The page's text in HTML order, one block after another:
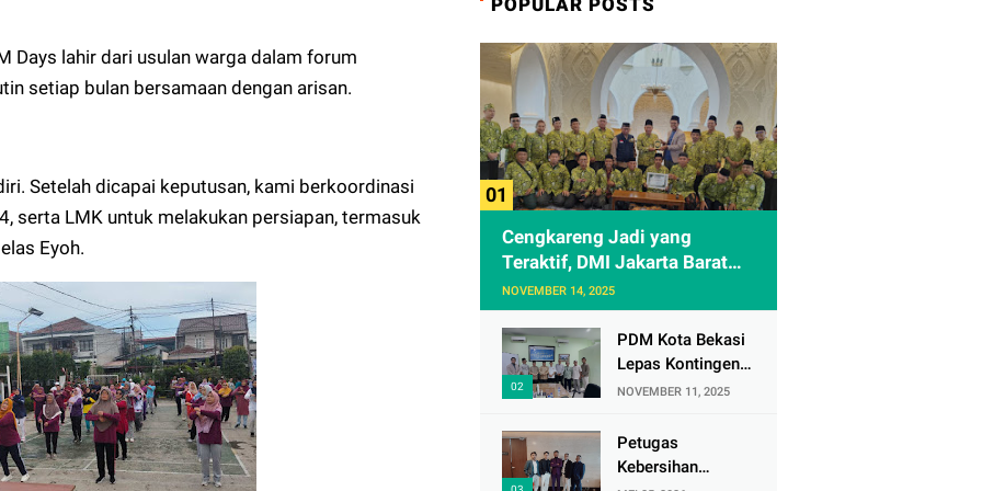
Days lahir dari usulan warga dalam forum
setiap bulan bersamaan dengan arisan.
Setelah dicapai keputusan, kami berkoordinasi
serta LMK untuk melakukan persiapan, termasuk
Eyoh.
POPULAR POSTS
Cengkareng Jadi yang
Teraktif, DMI Jakarta Barat
Apresiasi Kunjungan ke
Sheikh Zayed Solo
NOVEMBER 14, 2025
PDM Kota Bekasi
Lepas Kontingen
Masjid Al
Award VI 2025
NOVEMBER 11, 2025
Petugas
Kebersihan